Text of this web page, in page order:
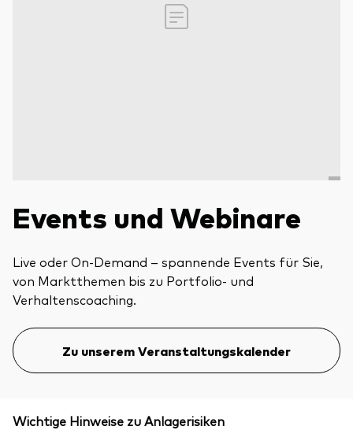
Events und Webinare
Live oder On-Demand – spannende Events für Sie,
von Marktthemen bis zu Portfolio- und
Verhaltenscoaching.
Zu unserem Veranstaltungskalender
Wichtige Hinweise zu Anlagerisiken